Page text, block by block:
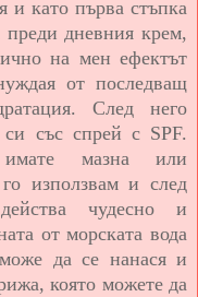
и като първа стъпка
преди дневния крем,
на мен ефектът
от последващ
След него
си със спрей с SPF.
мазна или
използвам и след
чудесно и
от морската вода
да се нанася и
която можете да